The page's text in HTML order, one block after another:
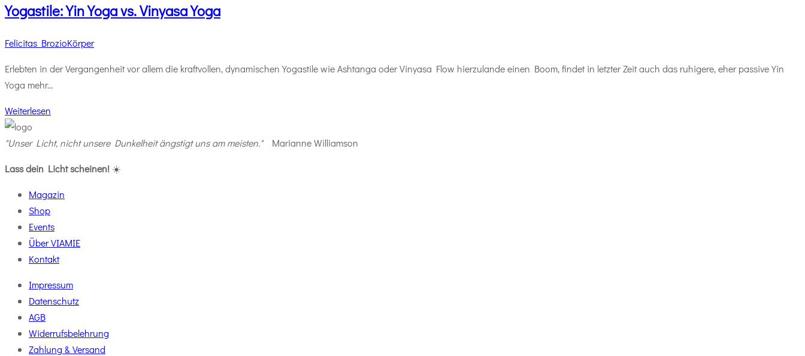
Yogastile: Yin Yoga vs. Vinyasa Yoga
Felicitas BrozioKörper
Erlebten in der Vergangenheit vor allem die kraftvollen, dynamischen Yogastile wie Ashtanga oder Vinyasa Flow hierzulande einen Boom, findet in letzter Zeit auch das ruhigere, eher passive Yin
Yoga mehr…
Weiterlesen
"Unser Licht, nicht unsere Dunkelheit ängstigt uns am meisten."Marianne Williamson
Lass dein Licht scheinen! ☀️
Magazin
Shop
Events
Über VIAMIE
Kontakt
Impressum
Datenschutz
AGB
Widerrufsbelehrung
Zahlung & Versand